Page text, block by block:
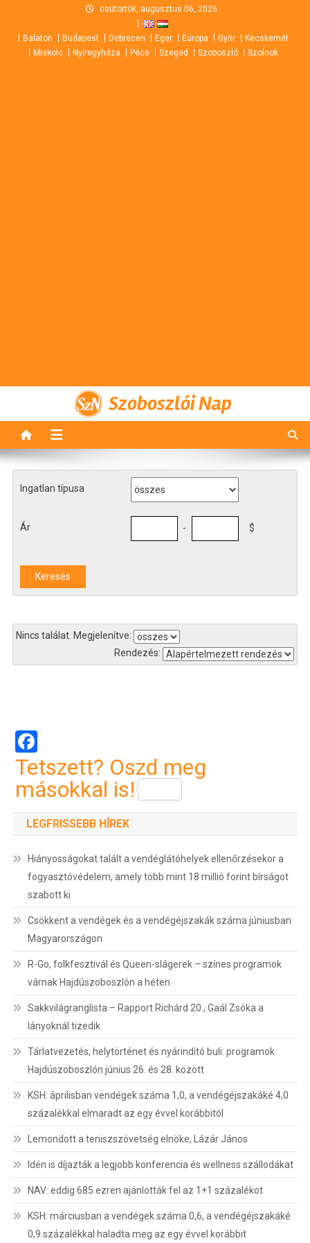
content
csütörtök, augusztus 06, 2026
Balaton Budapest Debrecen Eger Európa Győr
Kecskemét
Miskolc
Nyíregyháza Pécs Szeged Szoboszló Szolnok
Szoboszlói Nap
Ingatlan típusa
Ár - $
Nincs találat. Megjelenítve:
Rendezés:
navigáció
Tetszett? Oszd meg
másokkal is!
LEGFRISSEBB HÍREK
Hiányosságokat talált a vendéglátóhelyek ellenőrzésekor a
fogyasztóvédelem, amely több mint 18 millió forint bírságot
szabott ki
Csökkent a vendégek és a vendégéjszakák száma júniusban
Magyarországon
R-Go, folkfesztivál és Queen-slágerek – színes programok
várnak Hajdúszoboszlón a héten
Sakkvilágranglista – Rapport Richárd 20., Gaál Zsóka a
lányoknál tizedik
Tárlatvezetés, helytörténet és nyárindító buli: programok
Hajdúszoboszlón június 26. és 28. között
KSH: áprilisban vendégek száma 1,0, a vendégéjszakáké 4,0
százalékkal elmaradt az egy évvel korábbitól
Lemondott a teniszszövetség elnöke, Lázár János
Idén is díjazták a legjobb konferencia és wellness szállodákat
NAV: eddig 685 ezren ajánlották fel az 1+1 százalékot
KSH: márciusban a vendégek száma 0,6, a vendégéjszakáké
0,9 százalékkal haladta meg az egy évvel korábbit